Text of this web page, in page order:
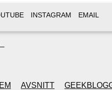
INSTAGRAM EMAIL
AVSNITT